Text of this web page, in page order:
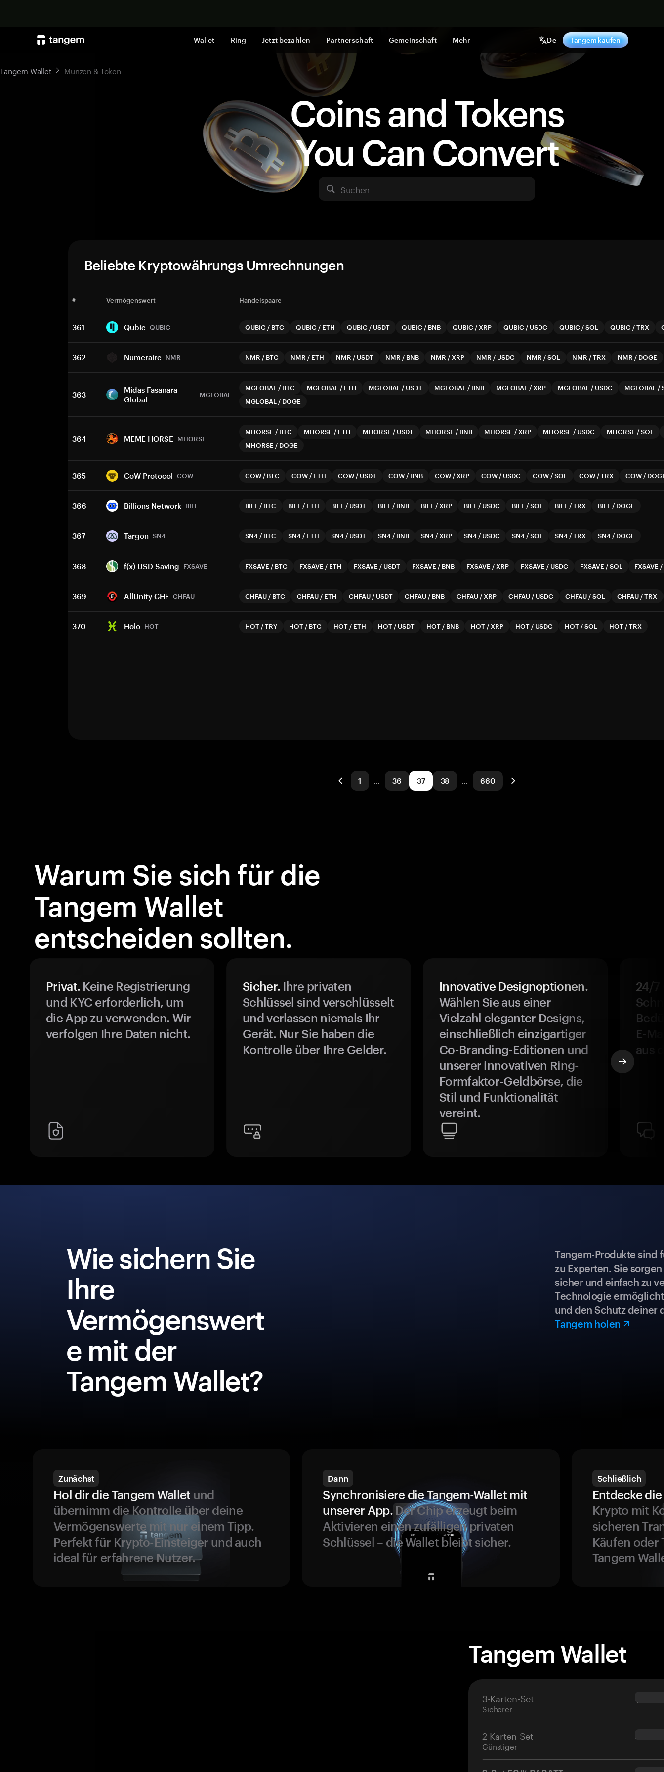
Wallet Ring Jetzt bezahlen Partnerschaft Gemeinschaft Mehr De Tangem kaufen
Coins and Tokens
You Can Convert
Suchen
Tangem Wallet Münzen & Token
Beliebte Kryptowährungs Umrechnungen
# Vermögenswert Handelspaare
361 Qubic QUBIC QUBIC / BTC QUBIC / ETH QUBIC / USDT QUBIC / BNB QUBIC / XRP QUBIC / USDC QUBIC /SOL QUBIC /TRX
362 Numeraire NMR NMR / BTC NMR / ETH NMR / USDT NMR / BNB NMR / XRP NMR / USDC NMR /SOL NMR /TRX NMR / DOGE
363
Midas Fasanara
Global
MGLOBAL
MGLOBAL / BTC MGLOBAL / ETH MGLOBAL / USDT MGLOBAL / BNB MGLOBAL / XRP MGLOBAL / USDC MGLOBAL /
MGLOBAL / DOGE
364 MEME HORSE MHORSE
MHORSE / BTC MHORSE / ETH MHORSE / USDT MHORSE / BNB MHORSE / XRP MHORSE / USDC MHORSE /SOL
MHORSE / DOGE
365 CoW Protocol COW COW / BTC COW / ETH COW / USDT COW / BNB COW / XRP COW / USDC COW /SOL COW /TRX COW /
366 Billions Network BILL BILL / BTC BILL / ETH BILL / USDT BILL / BNB BILL / XRP BILL / USDC BILL /SOL BILL /TRX BILL / DOGE
367 Targon SN4 SN4 / BTC SN4 / ETH SN4 / USDT SN4 / BNB SN4 / XRP SN4 / USDC SN4 /SOL SN4 /TRX SN4 / DOGE
368 f(x) USD Saving FXSAVE FXSAVE / BTC FXSAVE / ETH FXSAVE / USDT FXSAVE / BNB FXSAVE / XRP FXSAVE / USDC FXSAVE /SOL FXSAVE /
369 AllUnity CHF CHFAU CHFAU / BTC CHFAU / ETH CHFAU / USDT CHFAU / BNB CHFAU / XRP CHFAU / USDC CHFAU /SOL CHFAU /TRX
370 Holo HOT HOT /TRY HOT / BTC HOT / ETH HOT / USDT HOT / BNB HOT / XRP HOT / USDC HOT /SOL HOT /TRX
1 … 36 37 38 … 660
Warum Sie sich für die
Tangem Wallet
entscheiden sollten.
Privat. Keine Registrierung
und KYC erforderlich, um
die App zu verwenden. Wir
verfolgen Ihre Daten nicht.
Sicher. Ihre privaten
Schlüssel sind verschlüsselt
und verlassen niemals Ihr
Gerät. Nur Sie haben die
Kontrolle über Ihre Gelder.
Innovative Designoptionen.
Wählen Sie aus einer
Vielzahl eleganter Designs,
einschließlich einzigartiger
Co-Branding-Editionen und
unserer innovativen Ring-
Formfaktor-Geldbörse, die
Stil und Funktionalität
vereint.
24/7
E-
aus
Wie sichern Sie
Ihre
Vermögenswert
e mit der
Tangem Wallet?
Tangem-Produkte sind
zu Experten. Sie
sicher und einfach zu
Technologie
und den Schutz deiner
Tangem holen
Zunächst
Hol dir die Tangem Wallet und
übernimm die Kontrolle über deine
Vermögenswerte mit nur einem Tipp.
Perfekt für Krypto-Einsteiger und auch
ideal für erfahrene Nutzer.
Dann
Synchronisiere die Tangem-Wallet mit
unserer App.Der Chip erzeugt beim
Aktivieren einen zufälligen privaten
Schlüssel – die Wallet bleibt sicher.
Schließlich
Entdecke
Krypto mit
sicheren
Käufen oder
Tangem
Tangem Wallet
3-Karten-Set
Sicherer
$69.90
2-Karten-Set
Günstiger
$54.90